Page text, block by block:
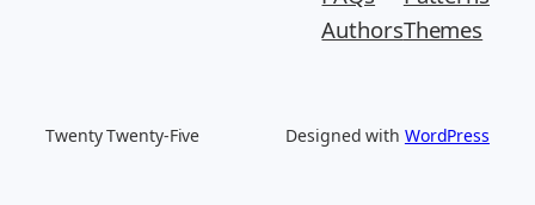
AuthorsThemes
Twenty Twenty-Five Designed with WordPress